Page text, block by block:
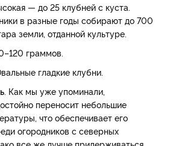
— до 25 клубней с куста.
в разные годы собирают до 700
земли, отданной культуре.
граммов.
гладкие клубни.
. Как мы уже упоминали,
переносит небольшие
что обеспечивает его
огородников с северных